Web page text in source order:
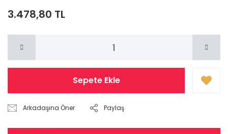
3.478,80 TL
Sepete Ekle
Arkadaşına Öner Paylaş